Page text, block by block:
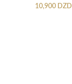
10,900 DZD